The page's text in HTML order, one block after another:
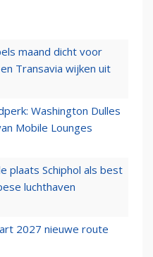
maand dicht voor
Transavia wijken uit
Washington Dulles
Mobile Lounges
plaats Schiphol als best
luchthaven
2027 nieuwe route